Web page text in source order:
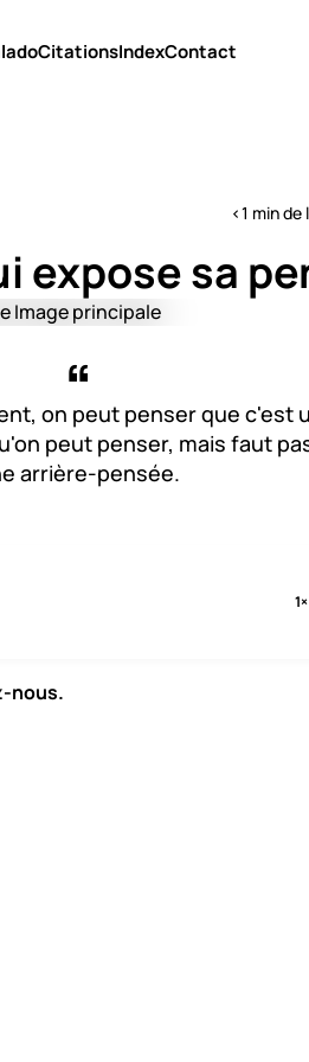
CitationsIndexContact
<1 min
expose sa
on peut penser que c'est
peut penser, mais faut
arrière-pensée.
1×
nous.